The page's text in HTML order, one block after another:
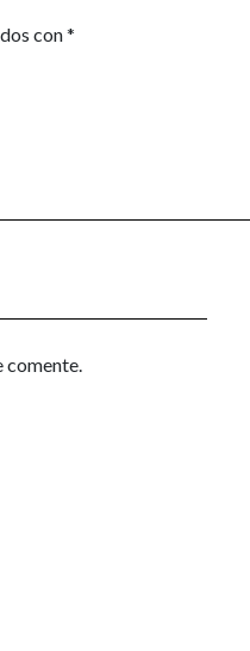
con*
comente.